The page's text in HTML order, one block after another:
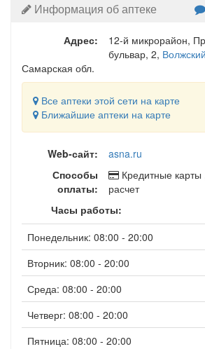
Информация об аптеке
Адрес:
12-й микрорайон,
бульвар, 2,
Самарская обл.
Все аптеки этой сети на карте
Ближайшие аптеки на карте
Web-сайт:
asna.ru
Способы
оплаты:
Кредитные карты
расчет
Часы работы:
Понедельник: 08:00 - 20:00
Вторник: 08:00 - 20:00
Среда: 08:00 - 20:00
Четверг: 08:00 - 20:00
Пятница: 08:00 - 20:00